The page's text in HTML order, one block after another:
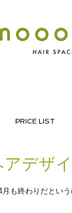
PRICE LIST
アデザ
月も終わりだとい